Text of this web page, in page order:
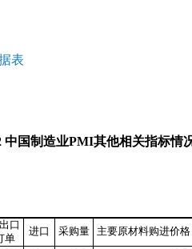
表
中国制造业PMI其他相关指标情
口
单
进口 采购量
主要原材料购进价格